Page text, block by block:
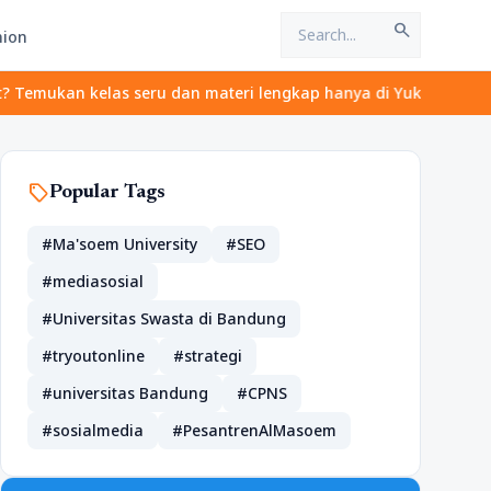
search
kelas seru dan materi lengkap hanya di YukBelajar.com.
sellPopular Tags
#Ma'soem University
#SEO
#mediasosial
#Universitas Swasta di Bandung
#tryoutonline
#strategi
#universitas Bandung
#CPNS
#sosialmedia
#PesantrenAlMasoem